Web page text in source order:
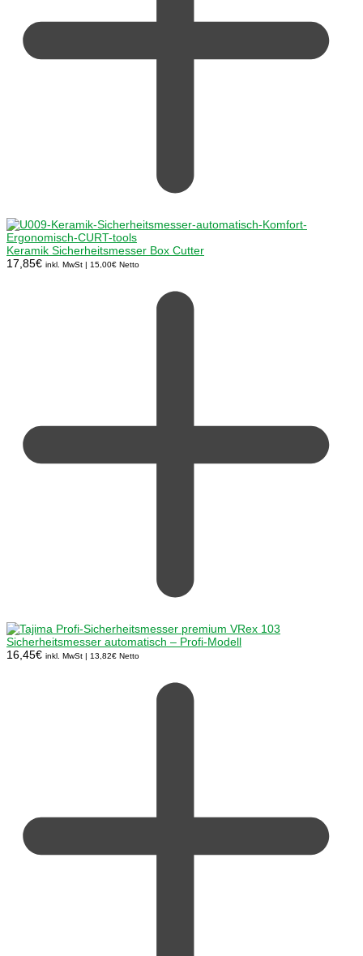
Keramik Sicherheitsmesser Box Cutter
17,85€ inkl. MwSt | 15,00€ Netto
Sicherheitsmesser automatisch – Profi-Modell
16,45€ inkl. MwSt | 13,82€ Netto